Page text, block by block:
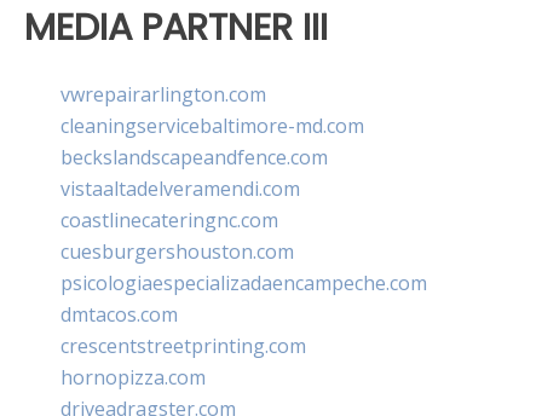
MEDIA PARTNER III
vwrepairarlington.com
cleaningservicebaltimore-md.com
beckslandscapeandfence.com
vistaaltadelveramendi.com
coastlinecateringnc.com
cuesburgershouston.com
psicologiaespecializadaencampeche.com
dmtacos.com
crescentstreetprinting.com
hornopizza.com
driveadragster.com